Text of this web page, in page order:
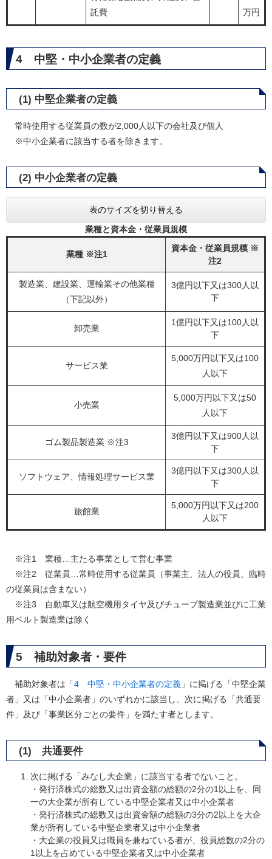
託費
万円
4 中堅・中小企業者の定義
(1) 中堅企業者の定義
常時使用する従業員の数が2,000人以下の会社及び個人
※中小企業者に該当する者を除きます。
(2) 中小企業者の定義
表のサイズを切り替える
業種と資本金・従業員規模
業種 ※注1
資本金・従業員規模 ※
注2
製造業、建設業、運輸業その他業種
（下記以外）
3億円以下又は300人以
下
卸売業
1億円以下又は100人以
下
サービス業
5,000万円以下又は100
人以下
小売業
5,000万円以下又は50
人以下
ゴム製品製造業 ※注3
3億円以下又は900人以
下
ソフトウェア、情報処理サービス業
3億円以下又は300人以
下
旅館業
5,000万円以下又は200
人以下
※注1 業種…主たる事業として営む事業
※注2 従業員…常時使用する従業員（事業主、法人の役員、臨時
の従業員は含まない）
※注3 自動車又は航空機用タイヤ及びチューブ製造業並びに工業
用ベルト製造業は除く
5 補助対象者・要件
補助対象者は「4 中堅・中小企業者の定義 」に掲げる「中堅企業
者」又は「中小企業者」のいずれかに該当し、次に掲げる「共通要
件」及び「事業区分ごとの要件」を満たす者とします。
(1) 共通要件
次に掲げる「みなし大企業」に該当する者でないこと。
・発行済株式の総数又は出資金額の総額の2分の1以上を、同
一の大企業が所有している中堅企業者又は中小企業者
・発行済株式の総数又は出資金額の総額の3分の2以上を大企
業が所有している中堅企業者又は中小企業者
・大企業の役員又は職員を兼ねている者が、役員総数の2分の
1以上を占めている中堅企業者又は中小企業者